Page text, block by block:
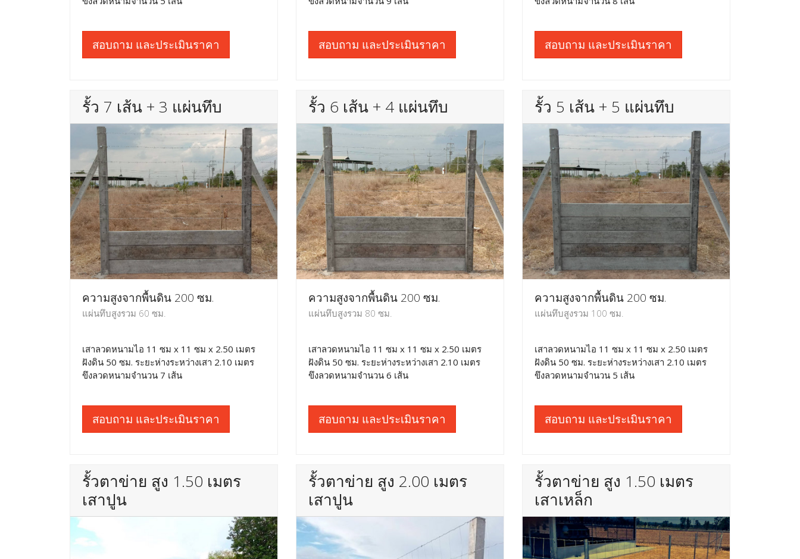
สอบถาม และประเมินราคา สอบถาม และประเมินราคา สอบถาม และประเมินราคา
รั้ว 7 เส้น + 3 แผ่นทึบ
ความสูงจากพื้นดิน 200 ซม.
แผ่นทึบสูงรวม 60 ซม.
เสาลวดหนามไอ 11 ซม x 11 ซม x 2.50 เมตร
ฝังดิน 50 ซม. ระยะห่างระหว่างเสา 2.10 เมตร
ขึงลวดหนามจำนวน 7 เส้น
สอบถาม และประเมินราคา
รั้ว 6 เส้น + 4 แผ่นทึบ
ความสูงจากพื้นดิน 200 ซม.
แผ่นทึบสูงรวม 80 ซม.
เสาลวดหนามไอ 11 ซม x 11 ซม x 2.50 เมตร
ฝังดิน 50 ซม. ระยะห่างระหว่างเสา 2.10 เมตร
ขึงลวดหนามจำนวน 6 เส้น
สอบถาม และประเมินราคา
รั้ว 5 เส้น + 5 แผ่นทึบ
ความสูงจากพื้นดิน 200 ซม.
แผ่นทึบสูงรวม 100 ซม.
เสาลวดหนามไอ 11 ซม x 11 ซม x 2.50 เมตร
ฝังดิน 50 ซม. ระยะห่างระหว่างเสา 2.10 เมตร
ขึงลวดหนามจำนวน 5 เส้น
สอบถาม และประเมินราคา
รั้วตาข่าย สูง 1.50 เมตร
เสาปูน
รั้วตาข่าย สูง 2.00 เมตร
เสาปูน
รั้วตาข่าย สูง 1.50 เมตร
เสาเหล็ก